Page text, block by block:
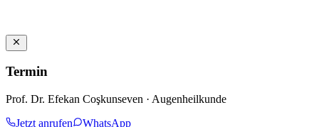
Termin
Prof. Dr. Efekan Coşkunseven · Augenheilkunde
Jetzt anrufen
WhatsApp